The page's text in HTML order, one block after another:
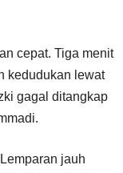
cepat. Tiga menit
kedudukan lewat
gagal ditangkap
jauh